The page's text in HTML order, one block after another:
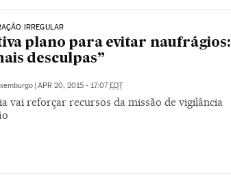
IRREGULAR
plano para evitar naufrágios:
desculpas”
APR 20, 2015 - 17:07 EDT
vai reforçar recursos da missão de vigilância